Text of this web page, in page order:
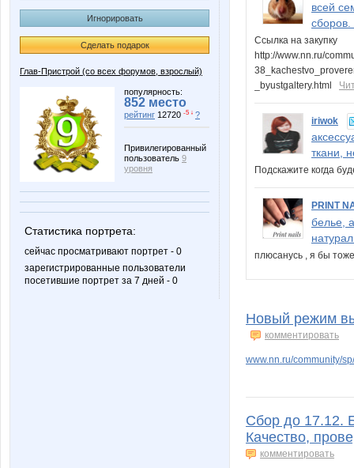
Игнорировать
Сделать подарок
Глав-Пристрой (со всех форумов, взрослый)
популярность:
852 место
рейтинг 12720 -5 ↓ ?
Привилегированный
пользователь 9
уровня
Статистика портрета:
сейчас просматривают портрет - 0
зарегистрированные пользователи
посетившие портрет за 7 дней - 0
всей
Ссылка на закупку
http://www.nn.ru/
_byustgaltery.html
iriwok
ткани,
Подскажите когда
PRINT
белье,
плюсанусь , я бы
Новый режим
комментировать
www.nn.ru/community/
Сбор до 17.12.
Качество,
комментировать